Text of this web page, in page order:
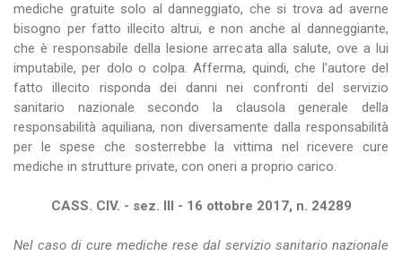
mediche gratuite solo al danneggiato, che si trova ad averne
bisogno per fatto illecito altrui, e non anche al danneggiante,
che è responsabile della lesione arrecata alla salute, ove a lui
imputabile, per dolo o colpa. Afferma, quindi, che l'autore del
fatto illecito risponda dei danni nei confronti del servizio
sanitario nazionale secondo la clausola generale della
responsabilità aquiliana, non diversamente dalla responsabilità
per le spese che sosterrebbe la vittima nel ricevere cure
mediche in strutture private, con oneri a proprio carico.
CASS. CIV. - sez. III - 16 ottobre 2017, n. 24289
Nel caso di cure mediche rese dal servizio sanitario nazionale